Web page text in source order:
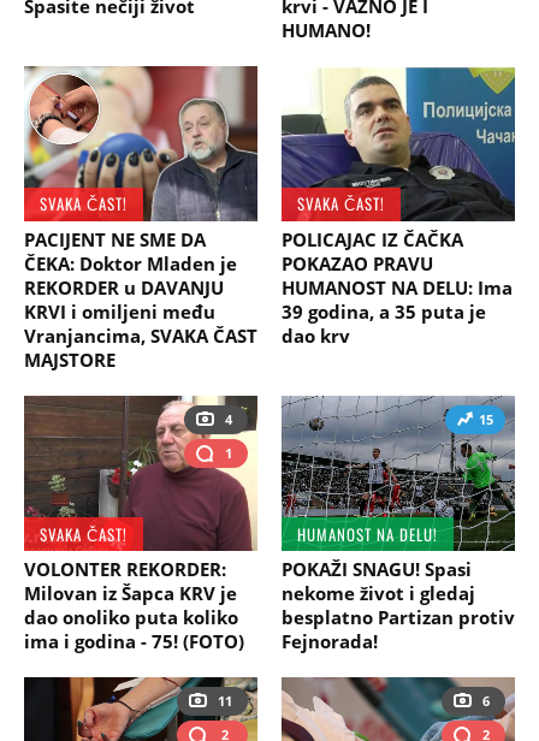
Spasite nečiji život
krvi - VAŽNO JE I
HUMANO!
SVAKA ČAST!
PACIJENT NE SME DA
ČEKA: Doktor Mladen je
REKORDER u DAVANJU
KRVI i omiljeni među
Vranjancima, SVAKA ČAST
MAJSTORE
SVAKA ČAST!
POLICAJAC IZ ČAČKA
POKAZAO PRAVU
HUMANOST NA DELU: Ima
39 godina, a 35 puta je
dao krv
4
1
SVAKA ČAST!
VOLONTER REKORDER:
Milovan iz Šapca KRV je
dao onoliko puta koliko
ima i godina - 75! (FOTO)
15
HUMANOST NA DELU!
POKAŽI SNAGU! Spasi
nekome život i gledaj
besplatno Partizan protiv
Fejnorada!
11
2
6
2